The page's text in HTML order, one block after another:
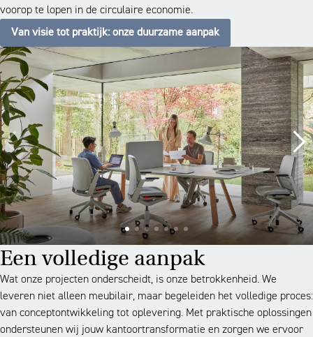
voorop te lopen in de circulaire economie.
Van visie tot praktijk: onze duurzame aanpak
Een volledige aanpak
Wat onze projecten onderscheidt, is onze betrokkenheid. We
leveren niet alleen meubilair, maar begeleiden het volledige proces:
van conceptontwikkeling tot oplevering. Met praktische oplossingen
ondersteunen wij jouw kantoortransformatie en zorgen we ervoor